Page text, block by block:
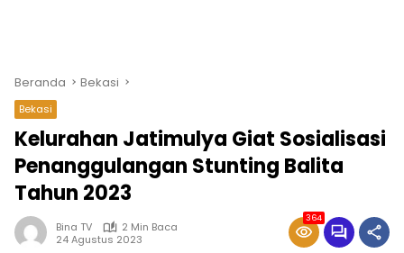
Beranda Bekasi
Bekasi
Kelurahan Jatimulya Giat Sosialisasi
Penanggulangan Stunting Balita
Tahun 2023
Bina TV
2 Min Baca
24 Agustus 2023
364